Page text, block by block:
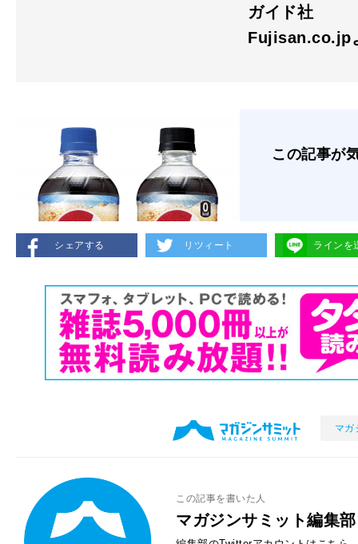
ガイド社
Fujisan.co.jp
この記事が
シェアする リツィート ラインを
マガ
この記事を書いた人
マガジンサミット編集部